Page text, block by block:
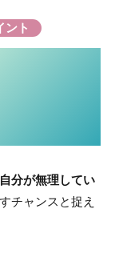
ント
自分が無理してい
チャンスと捉え